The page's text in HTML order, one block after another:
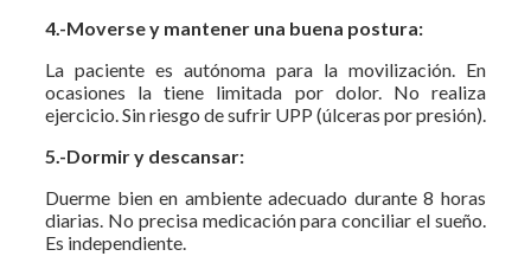
4.-Moverse y mantener una buena postura:
La paciente es autónoma para la movilización. En
ocasiones la tiene limitada por dolor. No realiza
ejercicio. Sin riesgo de sufrir UPP (úlceras por presión).
5.-Dormir y descansar:
Duerme bien en ambiente adecuado durante 8 horas
diarias. No precisa medicación para conciliar el sueño.
Es independiente.